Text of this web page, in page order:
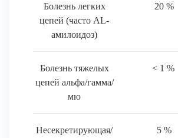
Болезнь легких
цепей (часто AL-
амилоидоз)
20 %
Болезнь тяжелых
цепей альфа/гамма/
мю
< 1 %
Несекретирующая/
5 %